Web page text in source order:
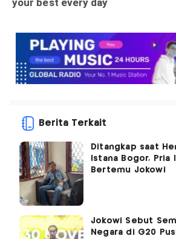
Berita Terkait
Ditangkap saat
Istana Bogor, Pria
Bertemu Jokowi
Jokowi Sebut
Negara di G20